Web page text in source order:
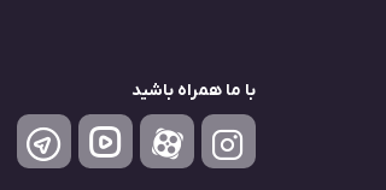
با ما همراه باشید